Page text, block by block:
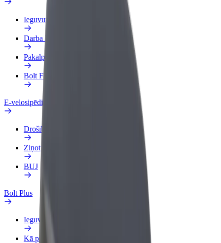
Ieguvumi
Darba Profils
Pakalpojumi
Bolt Food uzņēmumiem
E-velosipēdi
Drošības laboratorija
Ziņot
BUJ
Bolt Plus
Ieguvumi
Kā pievienoties